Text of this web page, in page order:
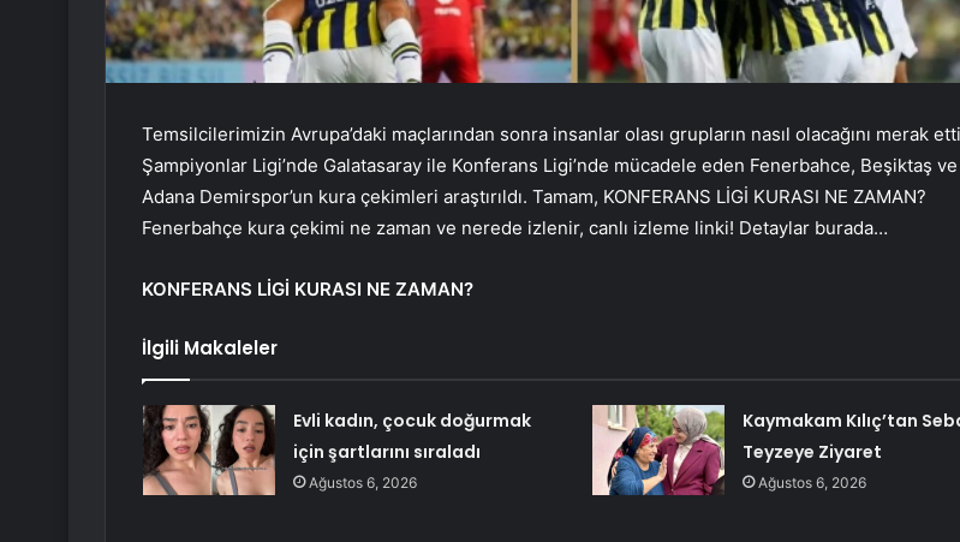
Temsilcilerimizin Avrupa’daki maçlarından sonra insanlar olası grupların nasıl olacağını merak
Şampiyonlar Ligi’nde Galatasaray ile Konferans Ligi’nde mücadele eden Fenerbahce, Beşiktaş ve
Adana Demirspor’un kura çekimleri araştırıldı. Tamam, KONFERANS LİGİ KURASI NE ZAMAN?
Fenerbahçe kura çekimi ne zaman ve nerede izlenir, canlı izleme linki! Detaylar burada…
KONFERANS LİGİ KURASI NE ZAMAN?
İlgili Makaleler
Evli kadın, çocuk doğurmak
için şartlarını sıraladı
Ağustos 6, 2026
Kaymakam Kılıç’tan
Teyzeye Ziyaret
Ağustos 6, 2026